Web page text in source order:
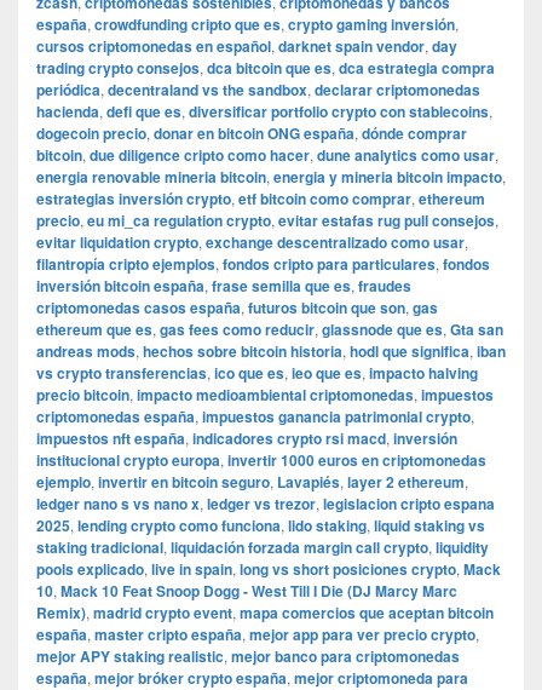
españa, crowdfunding cripto que es, crypto gaming inversión,
cursos criptomonedas en español, darknet spain vendor, day
trading crypto consejos, dca bitcoin que es, dca estrategia compra
periódica, decentraland vs the sandbox, declarar criptomonedas
hacienda, defi que es, diversificar portfolio crypto con stablecoins,
dogecoin precio, donar en bitcoin ONG españa, dónde comprar
bitcoin, due diligence cripto como hacer, dune analytics como usar,
energia renovable mineria bitcoin, energia y mineria bitcoin impacto,
estrategias inversión crypto, etf bitcoin como comprar, ethereum
precio, eu mi_ca regulation crypto, evitar estafas rug pull consejos,
evitar liquidation crypto, exchange descentralizado como usar,
filantropía cripto ejemplos, fondos cripto para particulares, fondos
inversión bitcoin españa, frase semilla que es, fraudes
criptomonedas casos españa, futuros bitcoin que son, gas
ethereum que es, gas fees como reducir, glassnode que es, Gta san
andreas mods, hechos sobre bitcoin historia, hodl que significa, iban
vs crypto transferencias, ico que es, ieo que es, impacto halving
precio bitcoin, impacto medioambiental criptomonedas, impuestos
criptomonedas españa, impuestos ganancia patrimonial crypto,
impuestos nft españa, indicadores crypto rsi macd, inversión
institucional crypto europa, invertir 1000 euros en criptomonedas
ejemplo, invertir en bitcoin seguro, Lavapiés, layer 2 ethereum,
ledger nano s vs nano x, ledger vs trezor, legislacion cripto espana
2025, lending crypto como funciona, lido staking, liquid staking vs
staking tradicional, liquidación forzada margin call crypto, liquidity
pools explicado, live in spain, long vs short posiciones crypto, Mack
10, Mack 10 Feat Snoop Dogg - West Till I Die (DJ Marcy Marc
Remix), madrid crypto event, mapa comercios que aceptan bitcoin
españa, master cripto españa, mejor app para ver precio crypto,
mejor APY staking realistic, mejor banco para criptomonedas
españa, mejor bróker crypto españa, mejor criptomoneda para